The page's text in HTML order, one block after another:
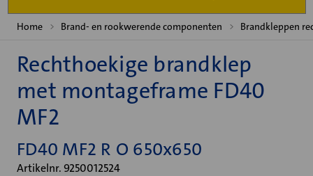
Home Brand- en rookwerende componenten Brandkleppen
Rechthoekige brandklep
met montageframe FD40
MF2
FD40 MF2 R O 650x650
Artikelnr. 9250012524